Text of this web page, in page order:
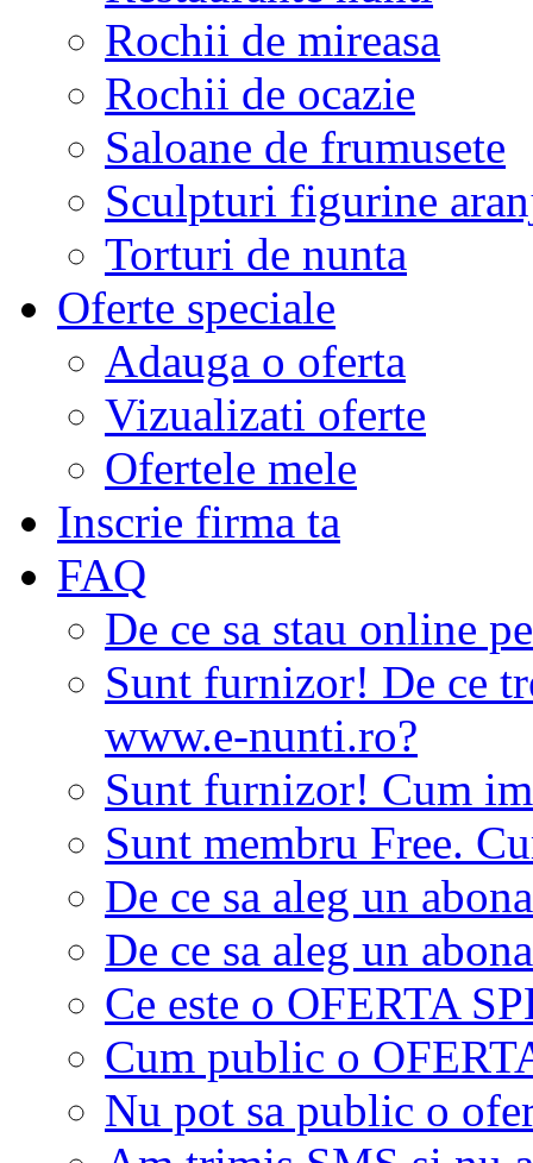
Rochii de mireasa
Rochii de ocazie
Saloane de frumusete
Sculpturi figurine
Torturi de nunta
Oferte speciale
Adauga o oferta
Vizualizati oferte
Ofertele mele
Inscrie firma ta
FAQ
De ce sa stau online
Sunt furnizor! De ce
www.e-nunti.ro?
Sunt furnizor! Cum
Sunt membru Free.
De ce sa aleg un
De ce sa aleg un
Ce este o OFERTA
Cum public o
Nu pot sa public o